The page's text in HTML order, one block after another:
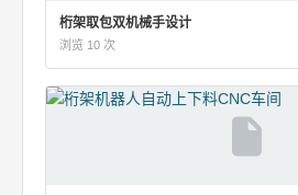
桁架取包双机械手设计
浏览 10 次